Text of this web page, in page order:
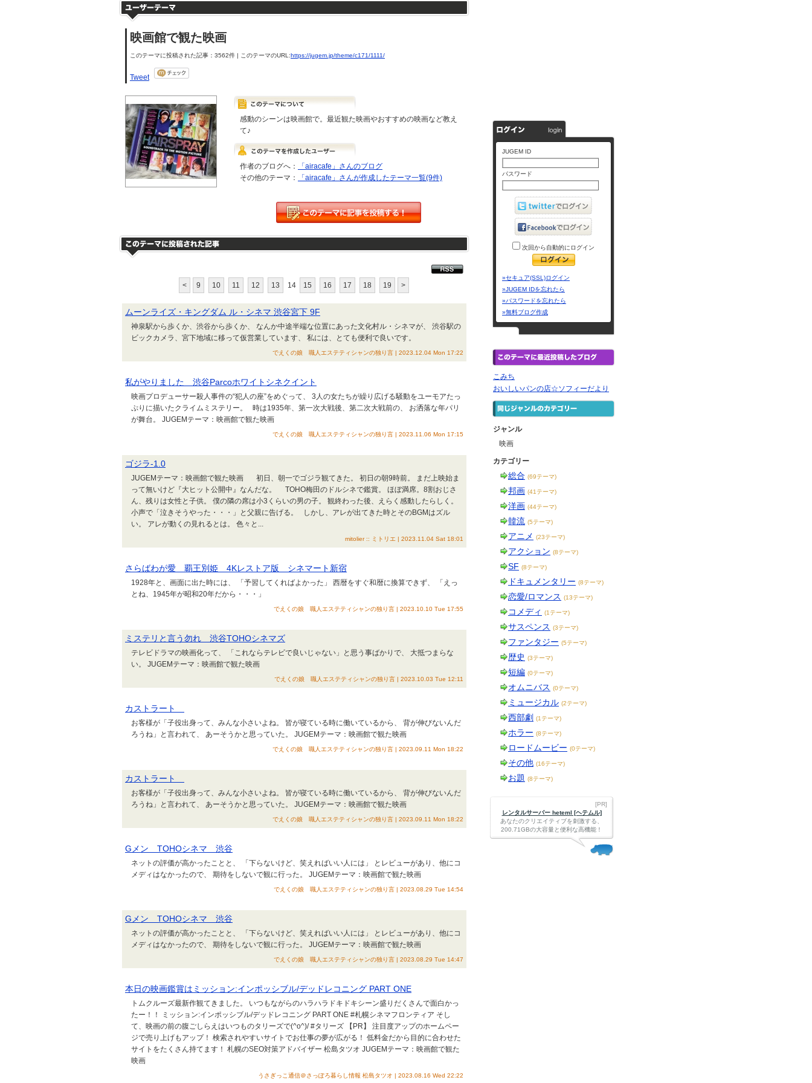
映画館で観た映画
このテーマに投稿された記事：3562件 | このテーマのURL:https://jugem.jp/theme/c171/1111/
Tweet
感動のシーンは映画館で。最近観た映画やおすすめの映画など教え
て♪
作者のブログへ：
「airacafe」さんのブログ
その他のテーマ：
「airacafe」さんが作成したテーマ一覧(9件)
< 9 10 11 12 13 14 15 16 17 18 19 >
ムーンライズ・キングダム ル・シネマ 渋谷宮下 9F
神泉駅から歩くか、渋谷から歩くか、 なんか中途半端な位置にあった文化村ル・シネマが、 渋谷駅の
ビックカメラ、宮下地域に移って仮営業しています、 私には、とても便利で良いです。
でえくの娘 職人エステティシャンの独り言 | 2023.12.04 Mon 17:22
私がやりました 渋谷Parcoホワイトシネクイント
映画プロデューサー殺人事件の“犯人の座”をめぐって、 3人の女たちが繰り広げる騒動をユーモアたっ
ぷりに描いたクライムミステリー。 時は1935年、第一次大戦後、第二次大戦前の、 お洒落な年パリ
が舞台。 JUGEMテーマ：映画館で観た映画
でえくの娘 職人エステティシャンの独り言 | 2023.11.06 Mon 17:15
ゴジラ-1.0
JUGEMテーマ：映画館で観た映画 初日、朝一でゴジラ観てきた。 初日の朝9時前。 まだ上映始ま
って無いけど『大ヒット公開中』なんだな。 TOHO梅田のドルシネで鑑賞。 ほぼ満席。8割おじさ
ん、残りは女性と子供。 僕の隣の席は小3くらいの男の子。 観終わった後、えらく感動したらしく。
小声で「泣きそうやった・・・」と父親に告げる。 しかし、アレが出てきた時とそのBGMはズル
い。 アレが動くの見れるとは。 色々と...
mitolier :: ミトリエ | 2023.11.04 Sat 18:01
さらばわが愛 覇王別姫 4Kレストア版 シネマート新宿
1928年と、画面に出た時には、 「予習してくればよかった」 西暦をすぐ和暦に換算できず、 「えっ
とね、1945年が昭和20年だから・・・」
でえくの娘 職人エステティシャンの独り言 | 2023.10.10 Tue 17:55
ミステリと言う勿れ 渋谷TOHOシネマズ
テレビドラマの映画化って、 「これならテレビで良いじゃない」と思う事ばかりで、 大抵つまらな
い。 JUGEMテーマ：映画館で観た映画
でえくの娘 職人エステティシャンの独り言 | 2023.10.03 Tue 12:11
カストラート
お客様が「子役出身って、みんな小さいよね。 皆が寝ている時に働いているから、 背が伸びないんだ
ろうね」と言われて、 あーそうかと思っていた。 JUGEMテーマ：映画館で観た映画
でえくの娘 職人エステティシャンの独り言 | 2023.09.11 Mon 18:22
カストラート
お客様が「子役出身って、みんな小さいよね。 皆が寝ている時に働いているから、 背が伸びないんだ
ろうね」と言われて、 あーそうかと思っていた。 JUGEMテーマ：映画館で観た映画
でえくの娘 職人エステティシャンの独り言 | 2023.09.11 Mon 18:22
Gメン TOHOシネマ 渋谷
ネットの評価が高かったことと、 「下らないけど、笑えればいい人には」 とレビューがあり、他にコ
メディはなかったので、 期待をしないで観に行った。 JUGEMテーマ：映画館で観た映画
でえくの娘 職人エステティシャンの独り言 | 2023.08.29 Tue 14:54
Gメン TOHOシネマ 渋谷
ネットの評価が高かったことと、 「下らないけど、笑えればいい人には」 とレビューがあり、他にコ
メディはなかったので、 期待をしないで観に行った。 JUGEMテーマ：映画館で観た映画
でえくの娘 職人エステティシャンの独り言 | 2023.08.29 Tue 14:47
本日の映画鑑賞はミッション:インポッシブル/デッドレコニング PART ONE
トムクルーズ最新作観てきました。 いつもながらのハラハラドキドキシーン盛りだくさんで面白かっ
たー！！ ミッション:インポッシブル/デッドレコニング PART ONE #札幌シネマフロンティア そし
て、映画の前の腹ごしらえはいつものタリーズで(^o^)/ #タリーズ 【PR】 注目度アップのホームペー
ジで売り上げもアップ！ 検索されやすいサイトでお仕事の夢が広がる！ 低料金だから目的に合わせた
サイトをたくさん持てます！ 札幌のSEO対策アドバイザー 松島タツオ JUGEMテーマ：映画館で観た
映画
うさぎっこ通信＠さっぽろ暮らし情報 松島タツオ | 2023.08.16 Wed 22:22
JUGEM ID
パスワード
次回から自動的にログイン
»セキュア(SSL)ログイン
»JUGEM IDを忘れたら
»パスワードを忘れたら
»無料ブログ作成
こみち
おいしいパンの店☆ソフィーだより
ジャンル
映画
カテゴリー
総合 (69テーマ)
邦画 (41テーマ)
洋画 (44テーマ)
韓流 (5テーマ)
アニメ (23テーマ)
アクション (8テーマ)
SF (8テーマ)
ドキュメンタリー (8テーマ)
恋愛/ロマンス (13テーマ)
コメディ (1テーマ)
サスペンス (3テーマ)
ファンタジー (5テーマ)
歴史 (3テーマ)
短編 (0テーマ)
オムニバス (0テーマ)
ミュージカル (2テーマ)
西部劇 (1テーマ)
ホラー (8テーマ)
ロードムービー (0テーマ)
その他 (16テーマ)
お題 (8テーマ)
[PR]
レンタルサーバー heteml [ヘテムル]
あなたのクリエイティブを刺激する、
200.71GBの大容量と便利な高機能！